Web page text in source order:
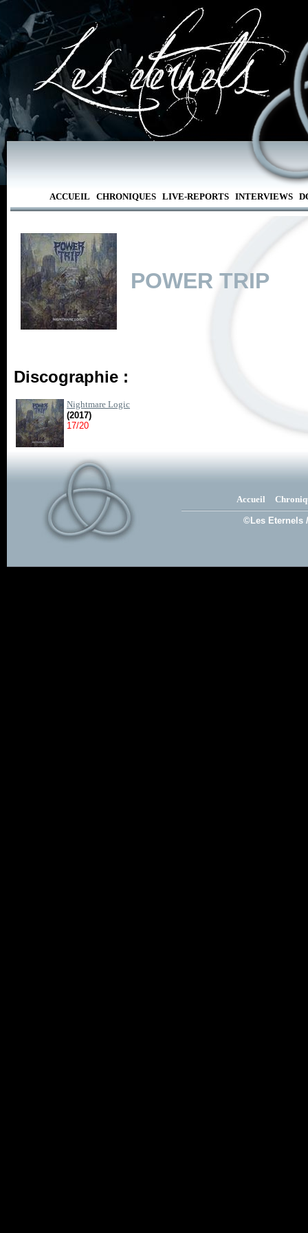
ACCUEIL CHRONIQUES LIVE-REPORTS INTERVIEWS
POWER TRIP
Discographie :
Nightmare Logic
(2017)
17/20
Accueil
©Les Eternels